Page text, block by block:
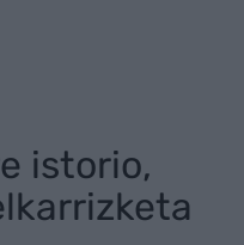
istorio,